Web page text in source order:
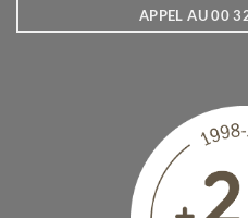
APPEL AU 00